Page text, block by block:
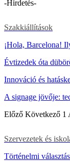
-Hirdetés-
Szakkiállítások
¡Hola, Barcelona!
Évtizedek óta
Innováció és
A signage jövője:
Előző Következő 1
Szervezetek és
Történelmi